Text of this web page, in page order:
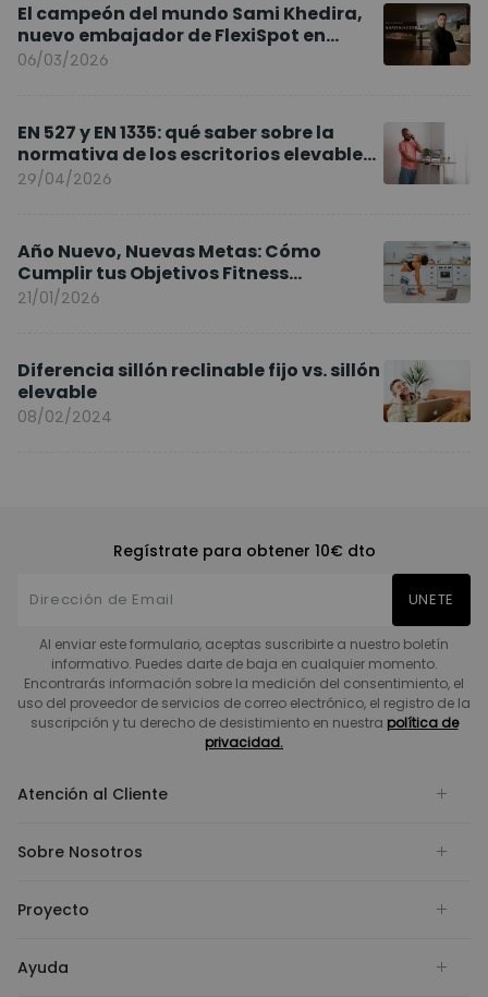
El campeón del mundo Sami Khedira,
nuevo embajador de FlexiSpot en
Europa
06/03/2026
EN 527 y EN 1335: qué saber sobre la
normativa de los escritorios elevables
y sillas ergonómicas
29/04/2026
Año Nuevo, Nuevas Metas: Cómo
Cumplir tus Objetivos Fitness
Entrenando en Casa
21/01/2026
Diferencia sillón reclinable fijo vs. sillón
elevable
08/02/2024
Regístrate para obtener 10€ dto
UNETE
Al enviar este formulario, aceptas suscribirte a nuestro boletín
informativo. Puedes darte de baja en cualquier momento.
Encontrarás información sobre la medición del consentimiento, el
uso del proveedor de servicios de correo electrónico, el registro de la
suscripción y tu derecho de desistimiento en nuestra política de
privacidad.
Atención al Cliente
Sobre Nosotros
Proyecto
Ayuda